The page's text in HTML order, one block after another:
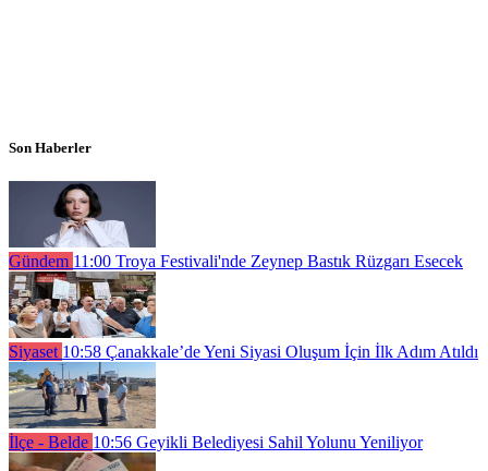
Son Haberler
Gündem 11:00 Troya Festivali'nde Zeynep Bastık Rüzgarı Esecek
Siyaset 10:58 Çanakkale’de Yeni Siyasi Oluşum İçin İlk Adım Atıldı
İlçe - Belde 10:56 Geyikli Belediyesi Sahil Yolunu Yeniliyor